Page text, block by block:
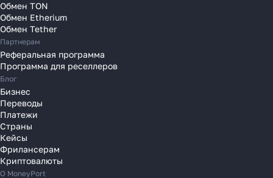
Переводы в Нидерланды
Переводы в Польшу
Переводы в Португалию
Переводы в Румынию
Переводы в Сербию
Переводы в Словакию
Переводы в Словению
Переводы в Финляндию
Переводы в Францию
Переводы в Хорватию
Переводы в Черногорию
Обмен TON
Обмен Etherium
Обмен Tether
Партнерам
Реферальная программа
Программа для реселлеров
Блог
Бизнес
Переводы
Платежи
Страны
Кейсы
Фрилансерам
Криптовалюты
О MoneyPort